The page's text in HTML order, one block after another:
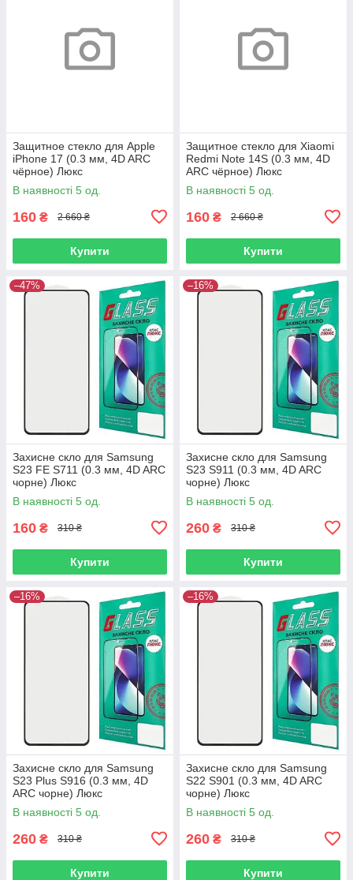
Защитное стекло для Apple
iPhone 17 (0.3 мм, 4D ARC
чёрное) Люкс
В наявності 5 од.
160 ₴ 2 660 ₴
Купити
Защитное стекло для Xiaomi
Redmi Note 14S (0.3 мм, 4D
ARC чёрное) Люкс
В наявності 5 од.
160 ₴ 2 660 ₴
Купити
–47%
Захисне скло для Samsung
S23 FE S711 (0.3 мм, 4D ARC
чорне) Люкс
В наявності 5 од.
160 ₴ 310 ₴
Купити
–16%
Захисне скло для Samsung
S23 S911 (0.3 мм, 4D ARC
чорне) Люкс
В наявності 5 од.
260 ₴ 310 ₴
Купити
–16%
Захисне скло для Samsung
S23 Plus S916 (0.3 мм, 4D
ARC чорне) Люкс
В наявності 5 од.
260 ₴ 310 ₴
Купити
–16%
Захисне скло для Samsung
S22 S901 (0.3 мм, 4D ARC
чорне) Люкс
В наявності 5 од.
260 ₴ 310 ₴
Купити